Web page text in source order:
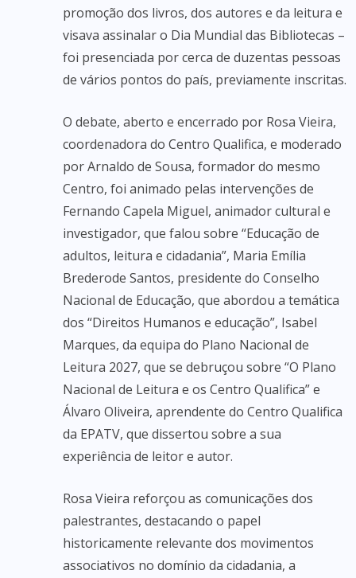
promoção dos livros, dos autores e da leitura e
visava assinalar o Dia Mundial das Bibliotecas –
foi presenciada por cerca de duzentas pessoas
de vários pontos do país, previamente inscritas.
O debate, aberto e encerrado por Rosa Vieira,
coordenadora do Centro Qualifica, e moderado
por Arnaldo de Sousa, formador do mesmo
Centro, foi animado pelas intervenções de
Fernando Capela Miguel, animador cultural e
investigador, que falou sobre “Educação de
adultos, leitura e cidadania”, Maria Emília
Brederode Santos, presidente do Conselho
Nacional de Educação, que abordou a temática
dos “Direitos Humanos e educação”, Isabel
Marques, da equipa do Plano Nacional de
Leitura 2027, que se debruçou sobre “O Plano
Nacional de Leitura e os Centro Qualifica” e
Álvaro Oliveira, aprendente do Centro Qualifica
da EPATV, que dissertou sobre a sua
experiência de leitor e autor.
Rosa Vieira reforçou as comunicações dos
palestrantes, destacando o papel
historicamente relevante dos movimentos
associativos no domínio da cidadania, a